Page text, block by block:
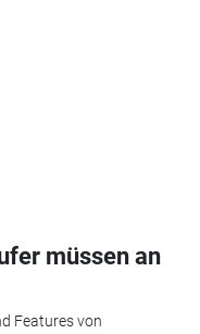
müssen an
Features von